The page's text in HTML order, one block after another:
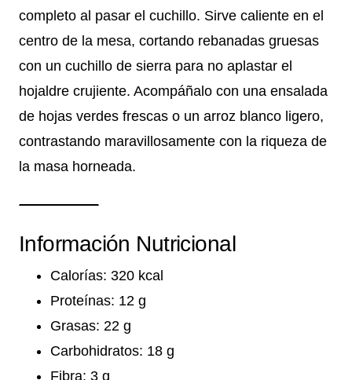
completo al pasar el cuchillo. Sirve caliente en el
centro de la mesa, cortando rebanadas gruesas
con un cuchillo de sierra para no aplastar el
hojaldre crujiente. Acompáñalo con una ensalada
de hojas verdes frescas o un arroz blanco ligero,
contrastando maravillosamente con la riqueza de
la masa horneada.
Información Nutricional
Calorías: 320 kcal
Proteínas: 12 g
Grasas: 22 g
Carbohidratos: 18 g
Fibra: 3 g